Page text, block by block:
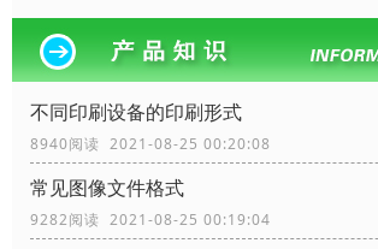
不同印刷设备的印刷形式
8940阅读 2021-08-25 00:20:08
常见图像文件格式
9282阅读 2021-08-25 00:19:04